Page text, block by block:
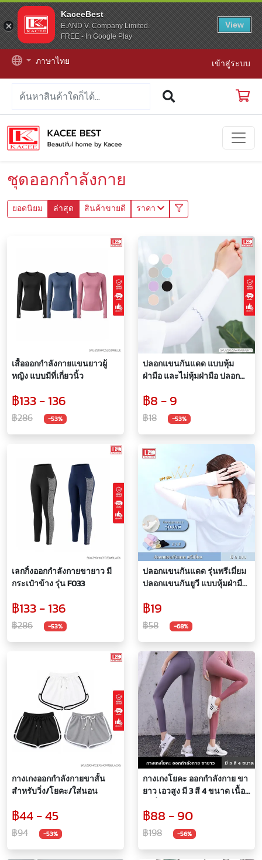
KaceeBest
E.AND V. Company Limited.
FREE - In Google Play
View
ภาษาไทย เข้าสู่ระบบ
ชุดออกกำลังกาย
ยอดนิยม ล่าสุด สินค้าขายดี ราคา
เสื้อออกกำลังกายแขนยาวผู้
หญิง แบบมีที่เกี่ยวนิ้ว
฿133 - 136
฿286 -53%
ปลอกแขนกันแดด แบบหุ้ม
ฝ่ามือ และไม่หุ้มฝ่ามือ ปลอก
ระบายอากาศได้ดี กันUPF40+
฿8 - 9
฿18 -53%
เลกกิ้งออกกำลังกายขายาว มี
กระเป๋าข้าง รุ่น F033
฿133 - 136
฿286 -53%
ปลอกแขนกันแดด รุ่นพรีเมี่ยม
ปลอกแขนกันยูวี แบบหุ้มฝ่ามือ
ยืดหยุ่นสูง ระบายอากาศได้ดี
กันUPF50+
฿19
฿58 -68%
กางเกงออกกำลังกายขาสั้น
สำหรับวิ่ง/โยคะ/ใส่นอน
฿44 - 45
฿94 -53%
กางเกงโยคะ ออกกำลังกาย ขา
ยาว เอวสูง มี 3 สี 4 ขนาด เนื้อ
สำหรับคนที่มองหากางเกง
กระชับ เก็บทรง เนื้อผ้านิ่ม รุ่น
บั้นท้ายพีช ยืดหยุ่นได้ดี รองรับ
฿88 - 90
฿198 -56%